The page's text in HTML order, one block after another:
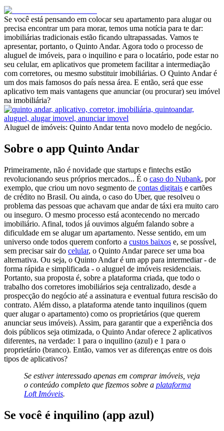
Se você está pensando em colocar seu apartamento para alugar ou
precisa encontrar um para morar, temos uma notícia para te dar:
imobiliárias tradicionais estão ficando ultrapassadas. Vamos te
apresentar, portanto, o Quinto Andar. Agora todo o processo de
aluguel de imóveis, para o inquilino e para o locatário, pode estar no
seu celular, em aplicativos que prometem facilitar a intermediação
com corretores, ou mesmo substituir imobiliárias. O Quinto Andar é
um dos mais famosos do país nessa área. E então, será que esse
aplicativo tem mais vantagens que anunciar (ou procurar) seu imóvel
na imobiliária?
Aluguel de imóveis: Quinto Andar tenta novo modelo de negócio.
Sobre o app Quinto Andar
Primeiramente, não é novidade que startups e fintechs estão
revolucionando seus próprios mercados... É o caso do Nubank, por
exemplo, que criou um novo segmento de contas digitais e cartões
de crédito no Brasil. Ou ainda, o caso do Uber, que resolveu o
problema das pessoas que achavam que andar de táxi era muito caro
ou inseguro. O mesmo processo está acontecendo no mercado
imobiliário. Afinal, todos já ouvimos alguém falando sobre a
dificuldade em se alugar um apartamento. Nesse sentido, em um
universo onde todos querem conforto a custos baixos e, se possível,
sem precisar sair do celular, o Quinto Andar parece ser uma boa
alternativa. Ou seja, o Quinto Andar é um app para intermediar - de
forma rápida e simplificada - o aluguel de imóveis residenciais.
Portanto, sua proposta é, sobre a plataforma criada, que todo o
trabalho dos corretores imobiliários seja centralizado, desde a
prospecção do negócio até a assinatura e eventual futura rescisão do
contrato. Além disso, a plataforma atende tanto inquilinos (quem
quer alugar o apartamento) como os proprietários (que querem
anunciar seus imóveis). Assim, para garantir que a experiência dos
dois públicos seja otimizada, o Quinto Andar oferece 2 aplicativos
diferentes, na verdade: 1 para o inquilino (azul) e 1 para o
proprietário (branco). Então, vamos ver as diferenças entre os dois
tipos de aplicativos?
Se estiver interessado apenas em comprar imóveis, veja
o conteúdo completo que fizemos sobre a plataforma
Loft Imóveis.
Se você é inquilino (app azul)